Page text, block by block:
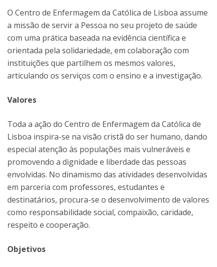
O Centro de Enfermagem da Católica de Lisboa assume
a missão de servir a Pessoa no seu projeto de saúde
com uma prática baseada na evidência científica e
orientada pela solidariedade, em colaboração com
instituições que partilhem os mesmos valores,
articulando os serviços com o ensino e a investigação.
Valores
Toda a ação do Centro de Enfermagem da Católica de
Lisboa inspira-se na visão cristã do ser humano, dando
especial atenção às populações mais vulneráveis e
promovendo a dignidade e liberdade das pessoas
envolvidas. No dinamismo das atividades desenvolvidas
em parceria com professores, estudantes e
destinatários, procura-se o desenvolvimento de valores
como responsabilidade social, compaixão, caridade,
respeito e cooperação.
Objetivos